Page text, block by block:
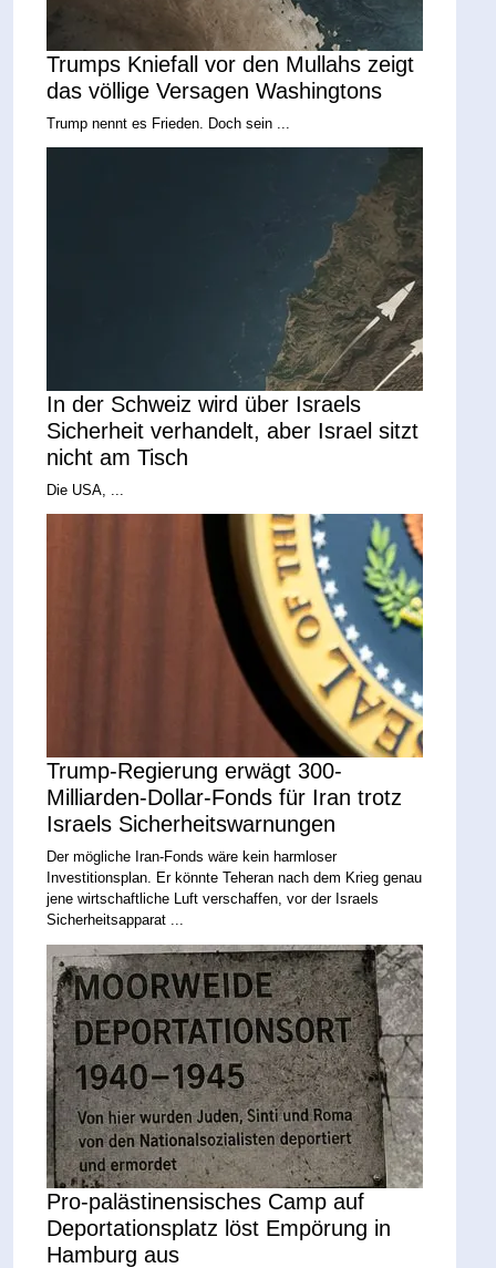
Trumps Kniefall vor den Mullahs zeigt
das völlige Versagen Washingtons
Trump nennt es Frieden. Doch sein ...
In der Schweiz wird über Israels
Sicherheit verhandelt, aber Israel sitzt
nicht am Tisch
Die USA, ...
Trump-Regierung erwägt 300-
Milliarden-Dollar-Fonds für Iran trotz
Israels Sicherheitswarnungen
Der mögliche Iran-Fonds wäre kein harmloser
Investitionsplan. Er könnte Teheran nach dem Krieg genau
jene wirtschaftliche Luft verschaffen, vor der Israels
Sicherheitsapparat ...
Pro-palästinensisches Camp auf
Deportationsplatz löst Empörung in
Hamburg aus